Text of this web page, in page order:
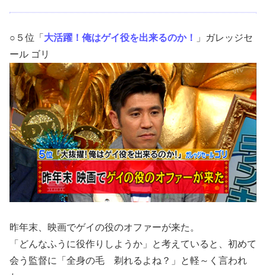
○５位「 大活躍！俺はゲイ役を出来るのか！
」ガレッジセ
ール ゴリ
昨年末、映画でゲイの役のオファーが来た。
「どんなふうに役作りしようか」と考えていると、初めて
会う監督に「全身の毛 剃れるよね？」と軽～く言われ